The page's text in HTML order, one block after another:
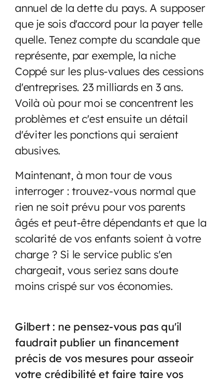
annuel de la dette du pays. A supposer
que je sois d'accord pour la payer telle
quelle. Tenez compte du scandale que
représente, par exemple, la niche
Coppé sur les plus-values des cessions
d'entreprises. 23 milliards en 3 ans.
Voilà où pour moi se concentrent les
problèmes et c'est ensuite un détail
d'éviter les ponctions qui seraient
abusives.
Maintenant, à mon tour de vous
interroger : trouvez-vous normal que
rien ne soit prévu pour vos parents
âgés et peut-être dépendants et que la
scolarité de vos enfants soient à votre
charge ? Si le service public s'en
chargeait, vous seriez sans doute
moins crispé sur vos économies.
Gilbert : ne pensez-vous pas qu'il
faudrait publier un financement
précis de vos mesures pour asseoir
votre crédibilité et faire taire vos